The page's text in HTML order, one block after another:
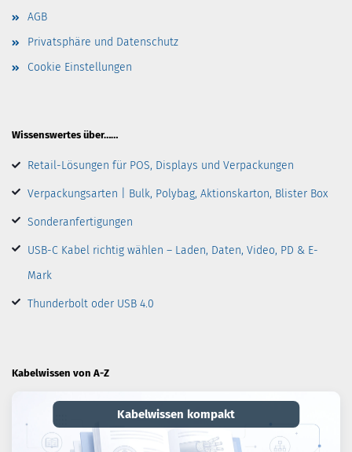
AGB
Privatsphäre und Datenschutz
Cookie Einstellungen
Wissenswertes über……
Retail-Lösungen für POS, Displays und Verpackungen
Verpackungsarten | Bulk, Polybag, Aktionskarton, Blister Box
Sonderanfertigungen
USB-C Kabel richtig wählen – Laden, Daten, Video, PD & E-
Mark
Thunderbolt oder USB 4.0
Kabelwissen von A-Z
Kabelwissen kompakt